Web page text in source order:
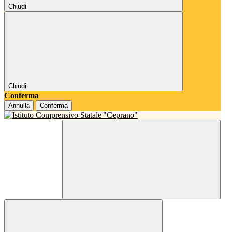
Chiudi
Chiudi
Conferma
Annulla Conferma